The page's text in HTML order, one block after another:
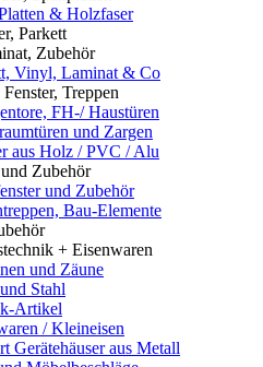
& Holzfaser
Parkett
Zubehör
Vinyl, Laminat & Co
Treppen
FH-/ Haustüren
und Zargen
aus Holz / PVC / Alu
Zubehör
und Zubehör
Bau-Elemente
+ Eisenwaren
und Zäune
Stahl
Artikel
/ Kleineisen
Gerätehäuser aus Metall